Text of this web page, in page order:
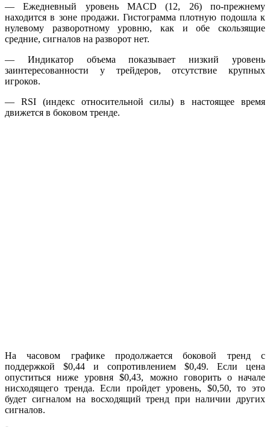
— Ежедневный уровень MACD (12, 26) по-прежнему
находится в зоне продажи. Гистограмма плотную подошла к
нулевому разворотному уровню, как и обе скользящие
средние, сигналов на разворот нет.
— Индикатор объема показывает низкий уровень
заинтересованности у трейдеров, отсутствие крупных
игроков.
— RSI (индекс относительной силы) в настоящее время
движется в боковом тренде.
На часовом графике продолжается боковой тренд с
поддержкой $0,44 и сопротивлением $0,49. Если цена
опуститься ниже уровня $0,43, можно говорить о начале
нисходящего тренда. Если пройдет уровень, $0,50, то это
будет сигналом на восходящий тренд при наличии других
сигналов.